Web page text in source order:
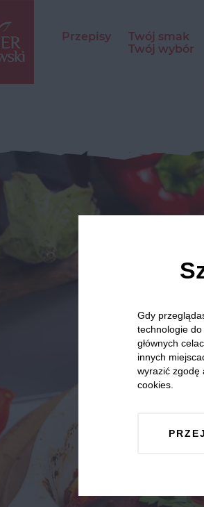
Przepisy
Twój smak
Twój wybór
Gdy
technologie
głównych
innych
wyrazić zgodę
cookies.